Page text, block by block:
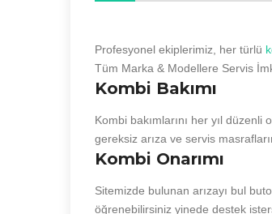
Profesyonel ekiplerimiz, her türlü
Tüm Marka & Modellere Servis
Kombi Bakımı
Kombi bakımlarını her yıl
gereksiz arıza ve servis
Kombi Onarımı
Sitemizde bulunan arızayı bul
öğrenebilirsiniz yinede destek